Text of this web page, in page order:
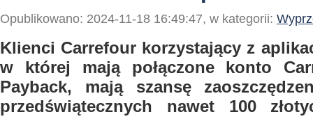
Opublikowano: 2024-11-18 16:49:47, w kategorii:
Klienci Carrefour korzystający z
w której mają połączone konto
Payback, mają szansę
przedświątecznych nawet 100